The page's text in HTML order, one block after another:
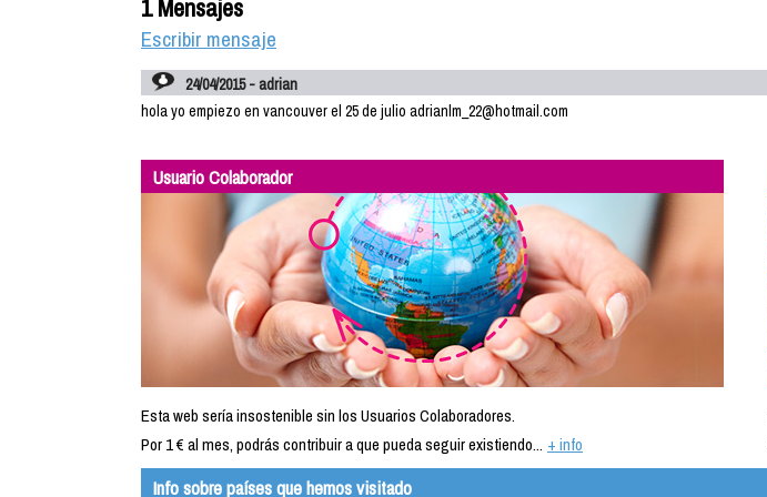
1 Mensajes
Escribir mensaje
24/04/2015 - adrian
hola yo empiezo en vancouver el 25 de julio adrianlm_22@hotmail.com
Usuario Colaborador
Esta web sería insostenible sin los Usuarios Colaboradores.
Por 1 € al mes, podrás contribuir a que pueda seguir existiendo... + info
Info sobre países que hemos visitado